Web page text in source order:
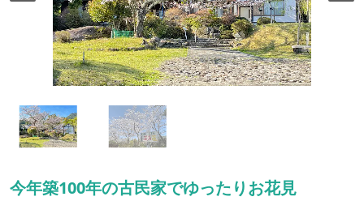
今年築100年の古民家でゆったりお花見